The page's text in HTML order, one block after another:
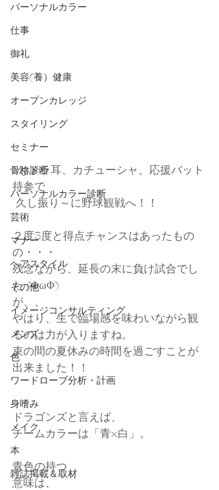
パーソナルカラー
仕事
御礼
美容(養）健康
オープンカレッジ
スタイリング
セミナー
骨格診断
パーソナルカラー診断
芸術
マナー
ヘアスタイル
その他
イメージコンサルティング
メンズ
色
ワードローブ分析・計画
身嗜み
メイク
本
雑誌掲載＆取材
Myドラ耳、カチューシャ、応援バット
持参で
久し振り～に野球観戦へ！！
２度3度と得点チャンスはあったもの
の・・・
残念ながら、延長の末に負け試合でし
た (ΦωΦ)
が、、
やはり、生で臨場感を味わいながら観
るのは力が入りますね。
束の間の夏休みの時間を過ごすことが
出来ました！！
ドラゴンズと言えば、
チームカラーは「青×白」。
青色の持つ
意味は、